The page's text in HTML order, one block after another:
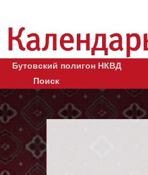
Бутовский полигон НКВД
Поиск